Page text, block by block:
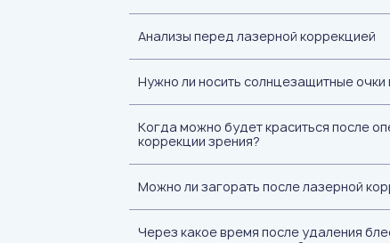
Анализы перед лазерной коррекцией
Нужно ли носить солнцезащитные
Когда можно будет краситься после
коррекции зрения?
Можно ли загорать после лазерной
Через какое время после удаления